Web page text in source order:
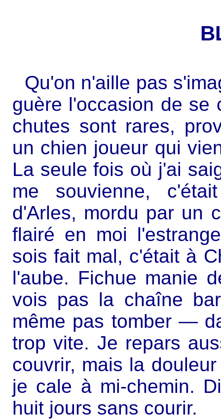
Qu'on n'aille pas
guère l'occasion de se
chutes sont rares,
un chien joueur qui
La seule fois où j'ai
me souvienne,
d'Arles, mordu par un
flairé en moi
sois fait mal, c'était à
l'aube. Fichue manie
vois pas la chaîne
même pas tomber —
trop vite. Je repars
couvrir, mais la
je cale à mi-chemin.
huit jours sans courir.